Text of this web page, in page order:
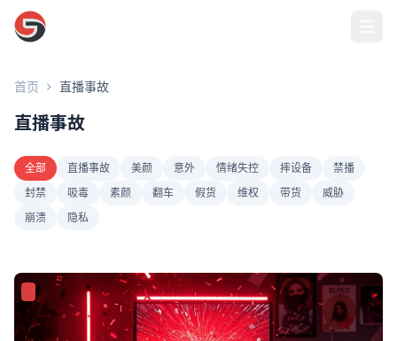
首页 直播事故
直播事故
全部 直播事故 美颜 意外 情绪失控 摔设备
禁播
封禁
吸毒 素颜 翻车 假货 维权 带货
威胁
崩溃
隐私